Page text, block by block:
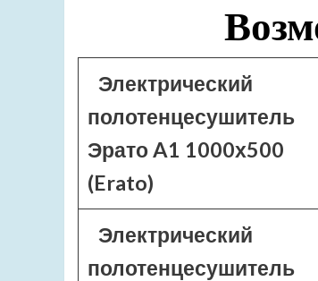
Электрический
полотенцесушитель
Эрато A1 1000х500
(Erato)
Электрический
полотенцесушитель